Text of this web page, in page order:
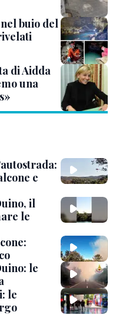
buio del
di Aidda
una
e
il
le
le
le